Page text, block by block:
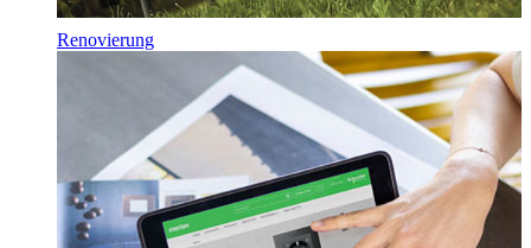
Renovierung